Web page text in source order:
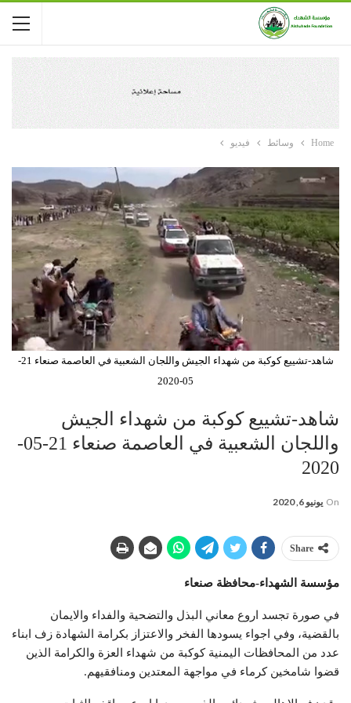
Home وسائط فيديو
شاهد-تشييع كوكبة من شهداء الجيش واللجان الشعبية في العاصمة صنعاء 21-
05-2020
شاهد-تشييع كوكبة من شهداء الجيش
واللجان الشعبية في العاصمة صنعاء 21-05-
2020
On يونيو 6, 2020
Share
مؤسسة الشهداء-محافظة صنعاء
في صورة تجسد اروع معاني البذل والتضحية والفداء والايمان
بالقضية، وفي اجواء يسودها الفخر والاعتزاز بكرامة الشهادة زف ابناء
عدد من المحافظات اليمنية كوكبة من شهداء العزة والكرامة الذين
قضوا شامخين كرماء في مواجهة المعتدين ومنافقيهم.